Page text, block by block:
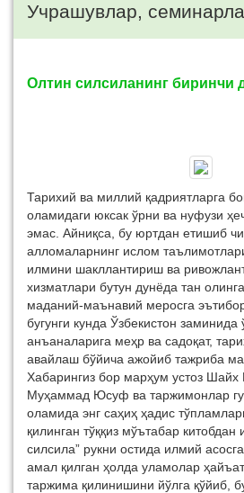
Учрашувлар,
Олтин силсиланинг биринчи
Тарихий ва миллий қадриятларга
оламидаги юксак ўрни ва нуфузи
эмас. Айниқса, бу юртдан етишиб
алломаларнинг ислом
илмини шакллантириш ва
хизматлари бутун дунёда тан
маданий-маънавий меросга
бугунги кунда Ўзбекистон
анъаналарига меҳр ва садоқат,
авайлаш бўйича ажойиб тажриба
Хабарингиз бор марҳум устоз
Муҳаммад Юсуф ва таржимонлар
оламида энг саҳиҳ ҳадис
қилинган тўққиз мўътабар китобдан
силсила” рукни остида илмий
амал қилган ҳолда уламолар
таржима қилинишини йўлга қўйиб,